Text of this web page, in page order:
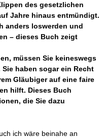
des gesetzlichen
Jahre hinaus entmündigt.
anders loswerden und
– dieses Buch zeigt
müssen Sie keineswegs
haben sogar ein Recht
Gläubiger auf eine faire
hilft. Dieses Buch
die Sie dazu
ich wäre beinahe an